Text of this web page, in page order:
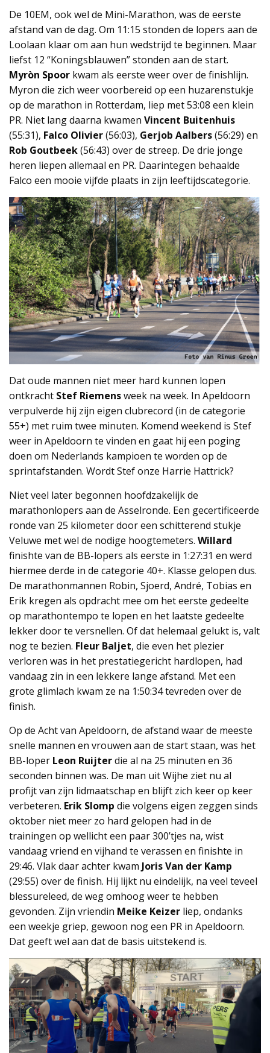
De 10EM, ook wel de Mini-Marathon, was de eerste
afstand van de dag. Om 11:15 stonden de lopers aan de
Loolaan klaar om aan hun wedstrijd te beginnen. Maar
liefst 12 “Koningsblauwen” stonden aan de start.
Myròn Spoor kwam als eerste weer over de finishlijn.
Myron die zich weer voorbereid op een huzarenstukje
op de marathon in Rotterdam, liep met 53:08 een klein
PR. Niet lang daarna kwamen Vincent Buitenhuis
(55:31), Falco Olivier(56:03), Gerjob Aalbers(56:29) en
Rob Goutbeek(56:43) over de streep. De drie jonge
heren liepen allemaal en PR. Daarintegen behaalde
Falco een mooie vijfde plaats in zijn leeftijdscategorie.
Dat oude mannen niet meer hard kunnen lopen
ontkracht Stef Riemensweek na week. In Apeldoorn
verpulverde hij zijn eigen clubrecord (in de categorie
55+) met ruim twee minuten. Komend weekend is Stef
weer in Apeldoorn te vinden en gaat hij een poging
doen om Nederlands kampioen te worden op de
sprintafstanden. Wordt Stef onze Harrie Hattrick?
Niet veel later begonnen hoofdzakelijk de
marathonlopers aan de Asselronde. Een gecertificeerde
ronde van 25 kilometer door een schitterend stukje
Veluwe met wel de nodige hoogtemeters. Willard
finishte van de BB-lopers als eerste in 1:27:31 en werd
hiermee derde in de categorie 40+. Klasse gelopen dus.
De marathonmannen Robin, Sjoerd, André, Tobias en
Erik kregen als opdracht mee om het eerste gedeelte
op marathontempo te lopen en het laatste gedeelte
lekker door te versnellen. Of dat helemaal gelukt is, valt
nog te bezien. Fleur Baljet, die even het plezier
verloren was in het prestatiegericht hardlopen, had
vandaag zin in een lekkere lange afstand. Met een
grote glimlach kwam ze na 1:50:34 tevreden over de
finish.
Op de Acht van Apeldoorn, de afstand waar de meeste
snelle mannen en vrouwen aan de start staan, was het
BB-loper Leon Ruijterdie al na 25 minuten en 36
seconden binnen was. De man uit Wijhe ziet nu al
profijt van zijn lidmaatschap en blijft zich keer op keer
verbeteren. Erik Slomp die volgens eigen zeggen sinds
oktober niet meer zo hard gelopen had in de
trainingen op wellicht een paar 300’tjes na, wist
vandaag vriend en vijhand te verassen en finishte in
29:46. Vlak daar achter kwam Joris Van der Kamp
(29:55) over de finish. Hij lijkt nu eindelijk, na veel teveel
blessureleed, de weg omhoog weer te hebben
gevonden. Zijn vriendin Meike Keizer liep, ondanks
een weekje griep, gewoon nog een PR in Apeldoorn.
Dat geeft wel aan dat de basis uitstekend is.